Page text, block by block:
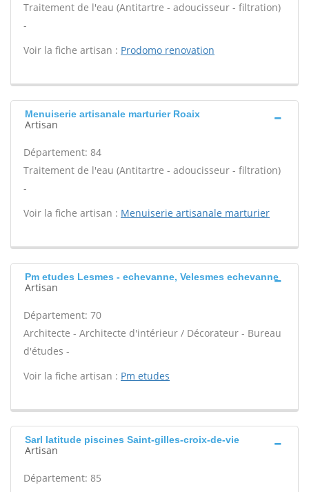
Traitement de l'eau (Antitartre - adoucisseur - filtration)
-
Voir la fiche artisan : Prodomo renovation
Menuiserie artisanale marturier Roaix
Artisan
Département: 84
Traitement de l'eau (Antitartre - adoucisseur - filtration)
-
Voir la fiche artisan : Menuiserie artisanale marturier
Pm etudes Lesmes - echevanne, Velesmes echevanne
Artisan
Département: 70
Architecte - Architecte d'intérieur / Décorateur - Bureau
d'études -
Voir la fiche artisan : Pm etudes
Sarl latitude piscines Saint-gilles-croix-de-vie
Artisan
Département: 85